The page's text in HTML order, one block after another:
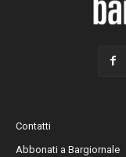
Contatti
Abbonati a Bargiornale